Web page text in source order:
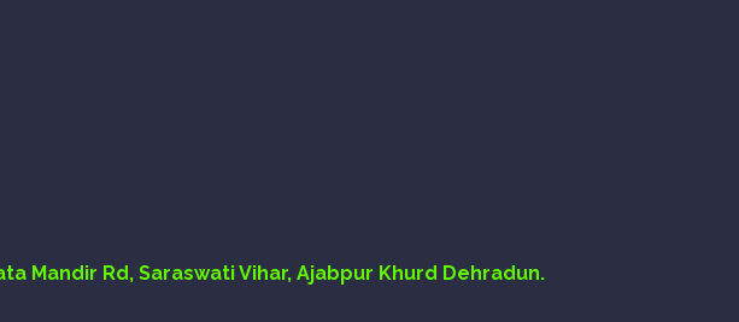
Mandir Rd, Saraswati Vihar, Ajabpur Khurd Dehradun.